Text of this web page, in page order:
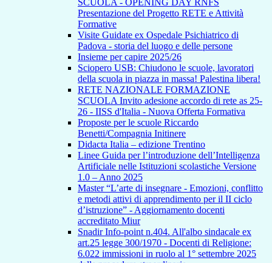
SCUOLA - OPENING DAY RNFS
Presentazione del Progetto RETE e Attività
Formative
Visite Guidate ex Ospedale Psichiatrico di
Padova - storia del luogo e delle persone
Insieme per capire 2025/26
Sciopero USB: Chiudono le scuole, lavoratori
della scuola in piazza in massa! Palestina libera!
RETE NAZIONALE FORMAZIONE
SCUOLA Invito adesione accordo di rete as 25-
26 - IISS d'Italia - Nuova Offerta Formativa
Proposte per le scuole Riccardo
Benetti/Compagnia Initinere
Didacta Italia – edizione Trentino
Linee Guida per l’introduzione dell’Intelligenza
Artificiale nelle Istituzioni scolastiche Versione
1.0 – Anno 2025
Master “L’arte di insegnare - Emozioni, conflitto
e metodi attivi di apprendimento per il II ciclo
d’istruzione” - Aggiornamento docenti
accreditato Miur
Snadir Info-point n.404. All'albo sindacale ex
art.25 legge 300/1970 - Docenti di Religione:
6.022 immissioni in ruolo al 1° settembre 2025